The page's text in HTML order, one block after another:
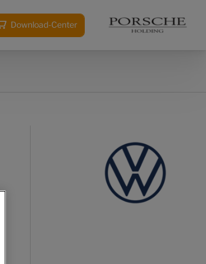
Download-Center